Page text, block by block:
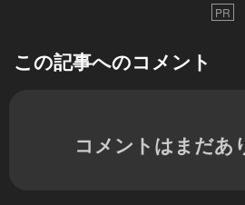
PR
この記事へのコメント
コメントはまだあ